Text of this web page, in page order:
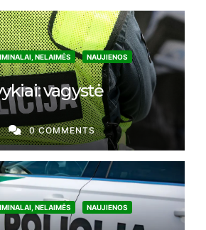
NELAIMĖS
NAUJIENOS
vagystė
0 COMMENTS
NELAIMĖS
NAUJIENOS